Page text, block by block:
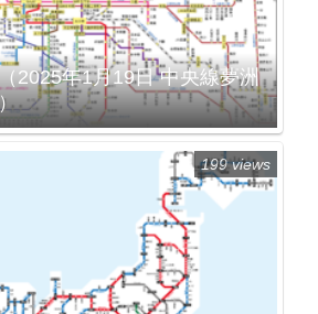
2025年1月19日 中央線夢洲
199 views